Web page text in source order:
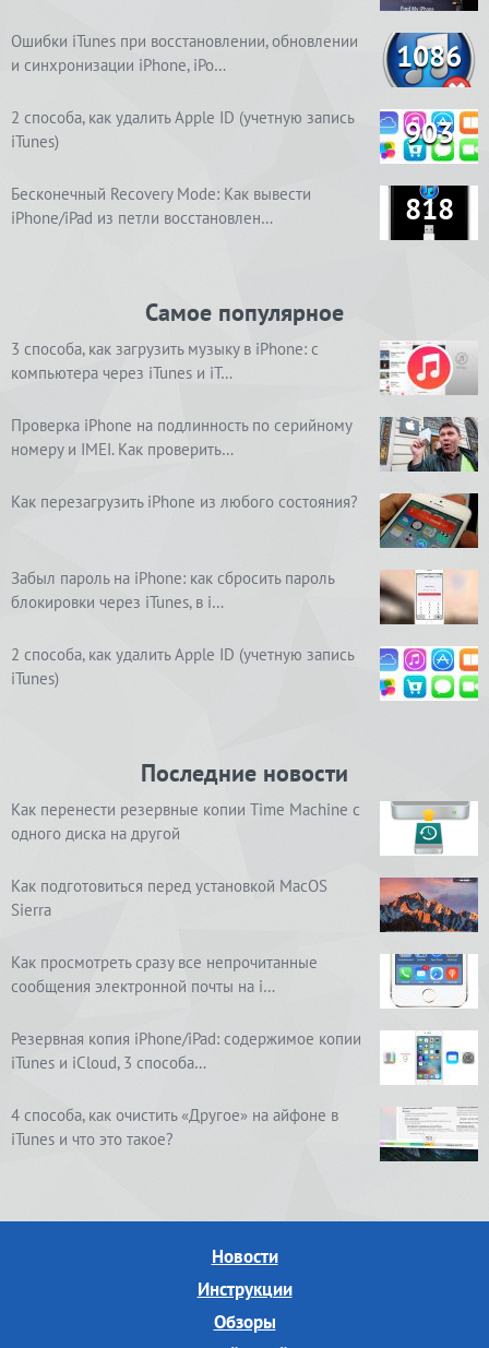
Ошибки iTunes при восстановлении, обновлении
и синхронизации iPhone, iPo…
1086
2 способа, как удалить Apple ID (учетную запись
iTunes)
903
Бесконечный Recovery Mode: Как вывести
iPhone/iPad из петли восстановлен…
818
Самое популярное
3 способа, как загрузить музыку в iPhone: с
компьютера через iTunes и iT…
Проверка iPhone на подлинность по серийному
номеру и IMEI. Как проверить…
Как перезагрузить iPhone из любого состояния?
Забыл пароль на iPhone: как сбросить пароль
блокировки через iTunes, в i…
2 способа, как удалить Apple ID (учетную запись
iTunes)
Последние новости
Как перенести резервные копии Time Machine с
одного диска на другой
Как подготовиться перед установкой MacOS
Sierra
Как просмотреть сразу все непрочитанные
сообщения электронной почты на i…
Резервная копия iPhone/iPad: содержимое копии
iTunes и iCloud, 3 способа…
4 способа, как очистить «Другое» на айфоне в
iTunes и что это такое?
Новости
Инструкции
Обзоры